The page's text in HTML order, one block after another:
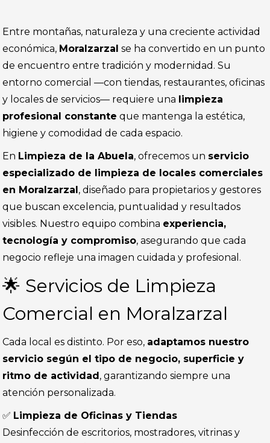
Entre montañas, naturaleza y una creciente actividad
económica, Moralzarzal se ha convertido en un punto
de encuentro entre tradición y modernidad. Su
entorno comercial —con tiendas, restaurantes, oficinas
y locales de servicios— requiere una limpieza
profesional constante que mantenga la estética,
higiene y comodidad de cada espacio.
En Limpieza de la Abuela, ofrecemos un servicio
especializado de limpieza de locales comerciales
en Moralzarzal , diseñado para propietarios y gestores
que buscan excelencia, puntualidad y resultados
visibles. Nuestro equipo combina experiencia,
tecnología y compromiso, asegurando que cada
negocio refleje una imagen cuidada y profesional.
🌟 Servicios de Limpieza
Comercial en Moralzarzal
Cada local es distinto. Por eso, adaptamos nuestro
servicio según el tipo de negocio, superficie y
ritmo de actividad , garantizando siempre una
atención personalizada.
✅ Limpieza de Oficinas y Tiendas
Desinfección de escritorios, mostradores, vitrinas y